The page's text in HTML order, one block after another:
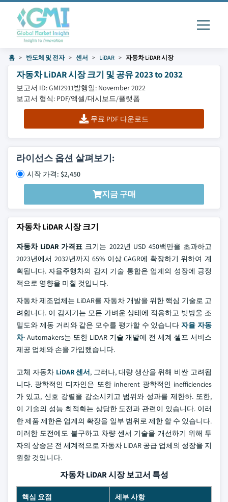
홈 반도체 및 전자 센서 LiDAR 자동차 LiDAR 시장
자동차 LiDAR 시장 크기 및 공유 2023 to 2032
보고서 ID: GMI2911발행일: November 2022
보고서 형식: PDF/엑셀/대시보드/플랫폼
무료 PDF 다운로드
라이선스 옵션 살펴보기:
시작 가격: $2,450
지금 구매
자동차 LiDAR 시장 크기
자동차 LiDAR 가격표 크기는 2022년 USD 450백만을 초과하고
2023년에서 2032년까지 65% 이상 CAGR에 확장하기 위하여 계
획됩니다. 자율주행차의 감지 기술 통합은 업계의 성장에 긍정
적으로 영향을 미칠 것입니다.
자동차 제조업체는 LiDAR를 자동차 개발을 위한 핵심 기술로 고
려합니다. 이 감지기는 모든 가벼운 상태에 적응하고 빗방울 조
밀도와 제동 거리와 같은 모수를 평가할 수 있습니다자율 자동
차· Automakers는 또한 LiDAR 기술 개발에 전 세계 셀프 서비스
제공 업체와 손을 가입했습니다.
고체 자동차 LiDAR 센서, 그러나, 대량 생산을 위해 비싼 고려됩
니다. 광학적인 디자인은 또한 inherent 광학적인 inefficiencies
가 있고, 신호 강렬을 감소시키고 범위와 성과를 제한하. 또한,
이 기술의 성능 최적화는 상당한 도전과 관련이 있습니다. 이러
한 제품 제한은 업계의 확장을 일부 범위로 제한 할 수 있습니다.
이러한 도전에도 불구하고 차량 센서 기술을 개선하기 위해 투
자의 상승은 전 세계적으로 자동차 LiDAR 공급 업체의 성장을 지
원할 것입니다.
자동차 LiDAR 시장 보고서 특성
핵심 요점 세부 사항